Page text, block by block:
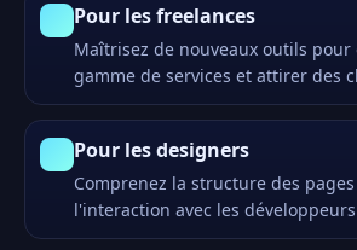
Pour les freelances
Maîtrisez de nouveaux outils
gamme de services et attirer des
Pour les designers
Comprenez la structure des
l'interaction avec les